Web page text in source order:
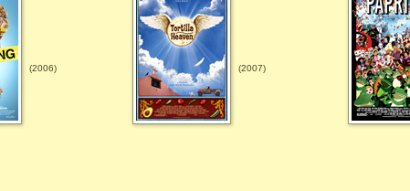
(2006) (2007)